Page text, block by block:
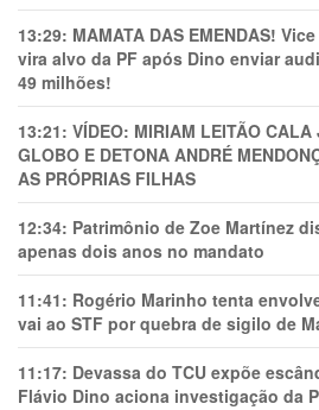
13:29: MAMATA DAS EMENDAS!
vira alvo da PF após Dino enviar
49 milhões!
13:21: VÍDEO: MIRIAM LEITÃO CALA
GLOBO E DETONA ANDRÉ
AS PRÓPRIAS FILHAS
12:34: Patrimônio de Zoe Martínez
apenas dois anos no mandato
11:41: Rogério Marinho tenta
vai ao STF por quebra de sigilo de
11:17: Devassa do TCU expõe
Flávio Dino aciona investigação da